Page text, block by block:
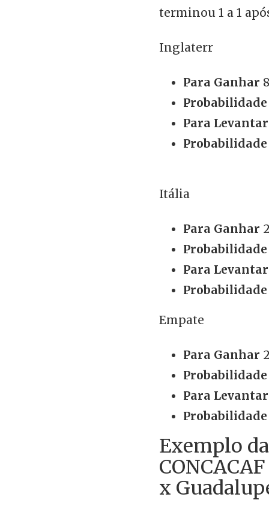
terminou 1 a 1
Inglaterr
Para Ganhar
Para
Itália
Para Ganhar
Para
Empate
Para Ganhar
Para
Exemplo
x